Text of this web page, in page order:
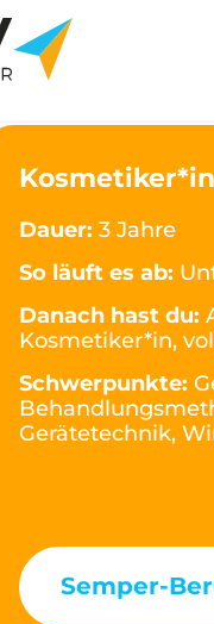
Dauer: 3 Jahre
So läuft es ab:
Danach hast du:
Kosmetiker*in,
Schwerpunkte:
Gerätetechnik,
Semper-